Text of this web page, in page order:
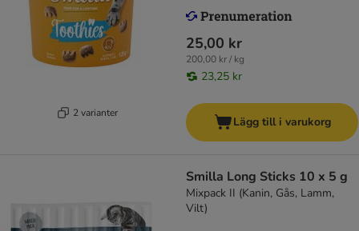
2 varianter
25,00 kr
200,00 kr / kg
23,25 kr
Lägg till i varukorg
Smilla Long Sticks 10 x 5 g
Mixpack II (Kanin, Gås, Lamm,
Vilt)